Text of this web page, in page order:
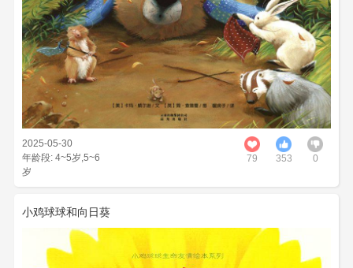
2025-05-30
年龄段: 4~5岁,5~6
岁
79 353 0
小鸡球球和向日葵